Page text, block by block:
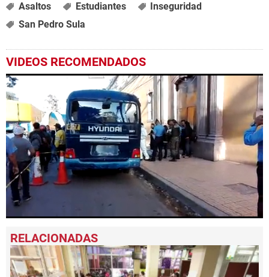
Asaltos Estudiantes
Inseguridad
San Pedro Sula
VIDEOS RECOMENDADOS
seconds
of
50
seconds